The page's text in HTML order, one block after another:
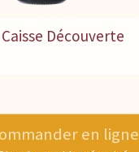
Caisse Découverte
en ligne